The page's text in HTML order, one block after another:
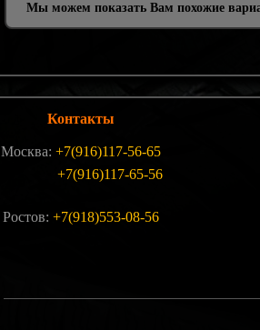
Мы можем показать Вам похожие
Контакты
Москва: +7(916)117-56-65
+7(916)117-65-56
Ростов: +7(918)553-08-56